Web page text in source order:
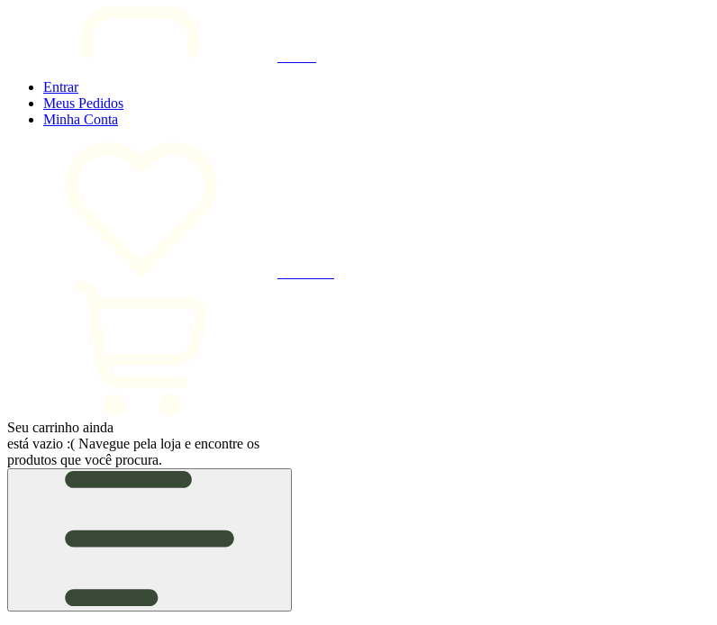
Entrar
Meus Pedidos
Minha Conta
Seu carrinho ainda
está vazio :( Navegue pela loja e encontre os
produtos que você procura.